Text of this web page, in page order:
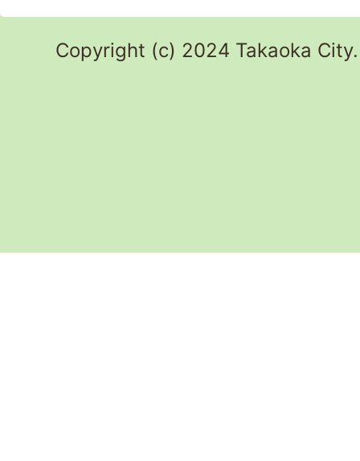
Copyright (c) 2024 Takaoka